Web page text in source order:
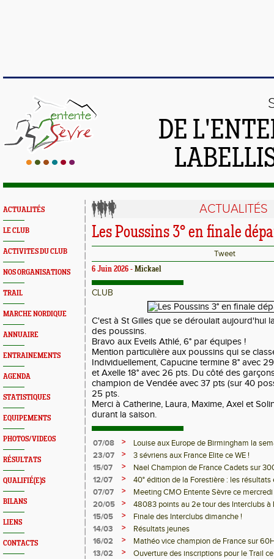
DE
ACTUALITÉS
LE CLUB
ACTIVITES DU CLUB
NOS ORGANISATIONS
TRAIL
MARCHE NORDIQUE
ANNUAIRE
ENTRAINEMENTS
AGENDA
STATISTIQUES
EQUIPEMENTS
PHOTOS/VIDEOS
RÉSULTATS
QUALIFIÉ(E)S
BILANS
LIENS
CONTACTS
ACTUALITÉS
Les Poussins 3° en finale
Tweet
6 Juin 2026 - Mickael
CLUB
C'est à St Gilles que se déroulait aujourd'hui
des poussins.
Bravo aux Eveils Athlé, 6° par équipes !
Mention particulière aux poussins qui se
Individuellement, Capucine termine 8° avec
et Axelle 18° avec 26 pts. Du côté des
champion de Vendée avec 37 pts (sur 40
25 pts.
Merci à Catherine, Laura, Maxime, Axel et
durant la saison.
07/08 >
Louise aux Europe de Birmingham la
23/07
>
3 sévriens aux France Elite ce WE !
15/07
>
Nael Champion de France Cadets sur
12/07
>
40° édition de la Forestière : les résultats
07/07
>
Meeting CMO Entente Sèvre ce
20/05
>
48083 points au 2e tour des Interclubs à
15/05
>
Finale des Interclubs dimanche !
14/03
>
Résultats jeunes
16/02
>
Mathéo vice champion de France sur
13/02
>
Ouverture des inscriptions pour le Trail